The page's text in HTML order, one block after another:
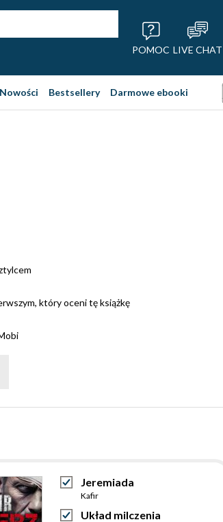
POMOC LIVE CHAT
Nowości Bestsellery Darmowe ebooki
który oceni tę książkę
Jeremiada
Kafir
Układ milczenia